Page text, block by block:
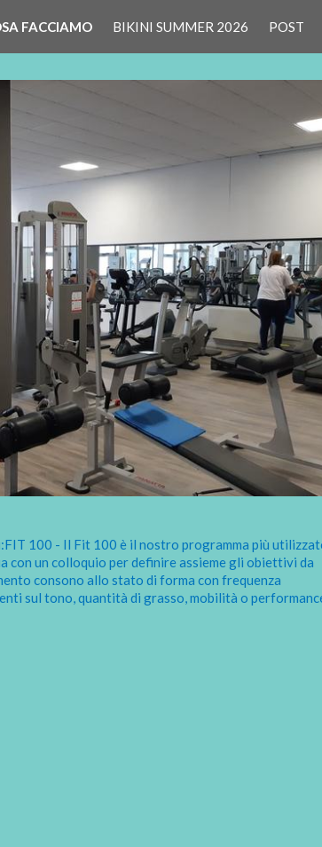
FACCIAMO BIKINI SUMMER 2026 POST
100 - Il Fit 100 è il nostro programma più
con un colloquio per definire assieme gli obiettivi da
consono allo stato di forma con frequenza
sul tono, quantità di grasso, mobilità o